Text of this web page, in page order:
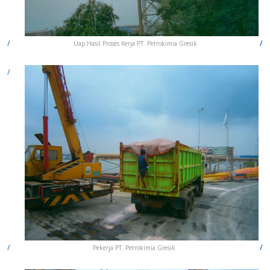
Uap Hasil Proses Kerja PT. Petrokimia Gresik
Pekerja PT. Petrokimia Gresik